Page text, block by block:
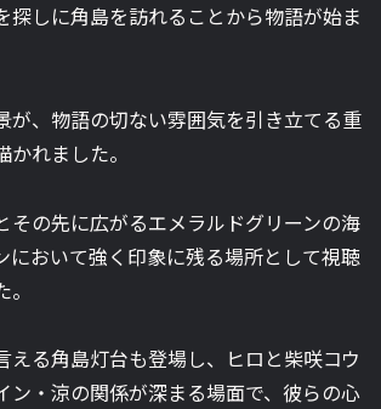
探しに角島を訪れることから物語が始ま
が、物語の切ない雰囲気を引き立てる重
れました。
その先に広がるエメラルドグリーンの海
において強く印象に残る場所として視聴
える角島灯台も登場し、ヒロと柴咲コウ
ン・涼の関係が深まる場面で、彼らの心